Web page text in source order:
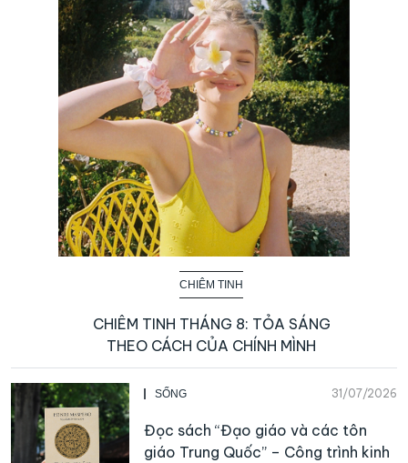
CHIÊM TINH
CHIÊM TINH THÁNG 8: TỎA SÁNG
THEO CÁCH CỦA CHÍNH MÌNH
SỐNG 31/07/2026
Đọc sách “Đạo giáo và các tôn
giáo Trung Quốc” – Công trình kinh